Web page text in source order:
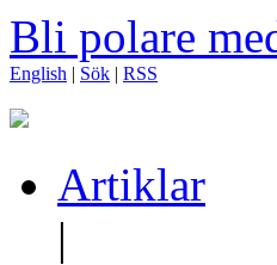
Bli polare
English | Sök | RSS
Artiklar
|